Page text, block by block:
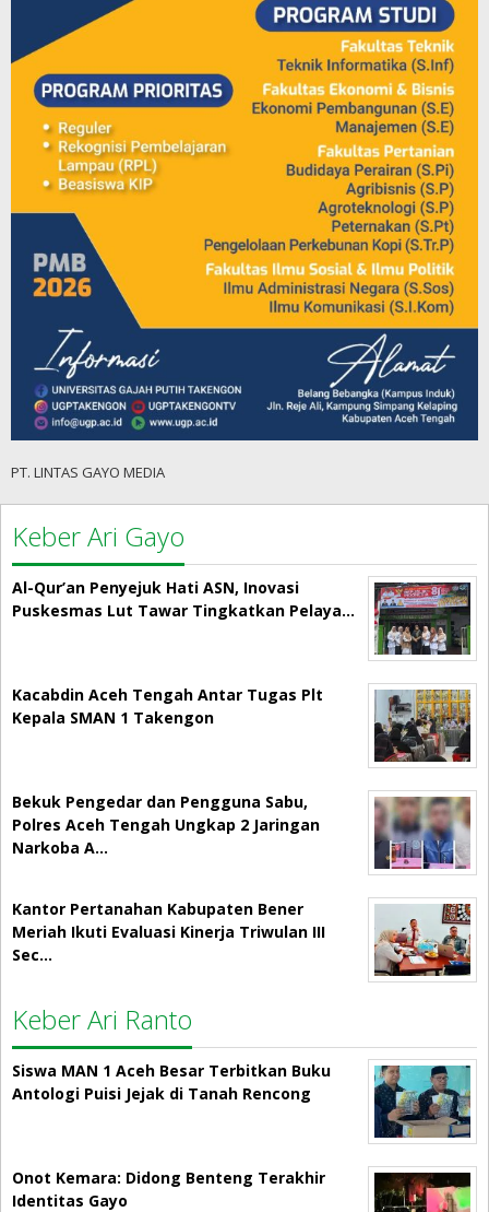
PT. LINTAS GAYO MEDIA
Keber Ari Gayo
Al-Qur’an Penyejuk Hati ASN, Inovasi
Puskesmas Lut Tawar Tingkatkan Pelaya…
Kacabdin Aceh Tengah Antar Tugas Plt
Kepala SMAN 1 Takengon
Bekuk Pengedar dan Pengguna Sabu,
Polres Aceh Tengah Ungkap 2 Jaringan
Narkoba A…
Kantor Pertanahan Kabupaten Bener
Meriah Ikuti Evaluasi Kinerja Triwulan III
Sec…
Keber Ari Ranto
Siswa MAN 1 Aceh Besar Terbitkan Buku
Antologi Puisi Jejak di Tanah Rencong
Onot Kemara: Didong Benteng Terakhir
Identitas Gayo